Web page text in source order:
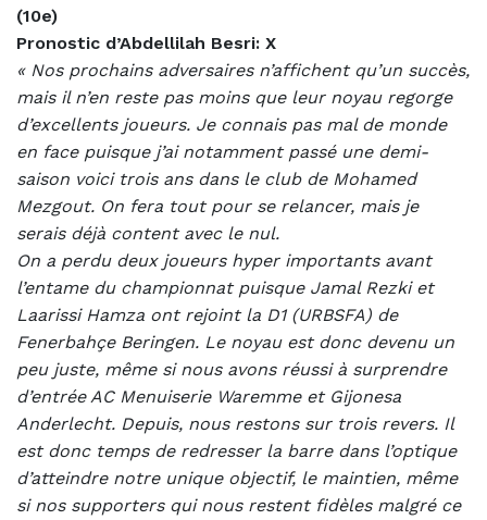
(10e)
Pronostic d’Abdellilah Besri: X
« Nos prochains adversaires n’affichent qu’un succès,
mais il n’en reste pas moins que leur noyau regorge
d’excellents joueurs. Je connais pas mal de monde
en face puisque j’ai notamment passé une demi-
saison voici trois ans dans le club de Mohamed
Mezgout. On fera tout pour se relancer, mais je
serais déjà content avec le nul.
On a perdu deux joueurs hyper importants avant
l’entame du championnat puisque Jamal Rezki et
Laarissi Hamza ont rejoint la D1 (URBSFA) de
Fenerbahçe Beringen. Le noyau est donc devenu un
peu juste, même si nous avons réussi à surprendre
d’entrée AC Menuiserie Waremme et Gijonesa
Anderlecht. Depuis, nous restons sur trois revers. Il
est donc temps de redresser la barre dans l’optique
d’atteindre notre unique objectif, le maintien, même
si nos supporters qui nous restent fidèles malgré ce